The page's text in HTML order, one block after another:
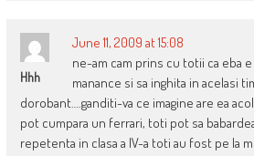
Hhh
June 11, 2009 at 15:08
ne-am cam prins cu totii ca eba
manance si sa inghita in acelasi
dorobant….ganditi-va ce imagine are ea
pot cumpara un ferrari, toti pot sa
repetenta in clasa a IV-a toti au fost pe la